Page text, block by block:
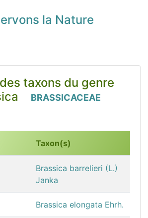
la Nature
taxons du genre
BRASSICACEAE
Taxon(s)
Brassica barrelieri (L.)
Janka
Brassica elongata Ehrh.